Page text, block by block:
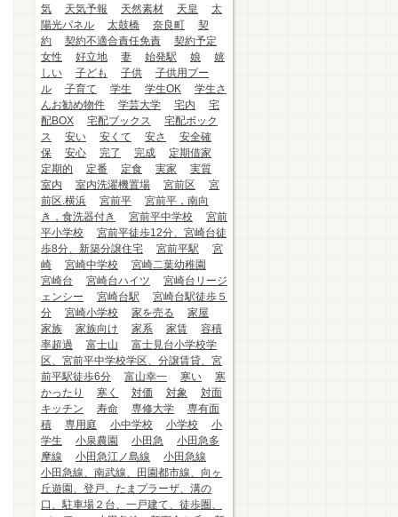
気
天気予報 天然素材 天皇
太
陽光パネル
太鼓橋 奈良町
契
約
契約不適合責任免責
契約予定
女性
好立地 妻 始発駅 娘
嬉
しい
子ども 子供
子供用プー
ル
子育て 学生 学生OK
学生さ
んお勧め物件
学芸大学 宅内
宅
配BOX
宅配ブックス
宅配ボック
ス
安い 安くて 安さ
安全確
保
安心 完了 完成
定期借家
定期的
定番 定食 実家
実質
室内
室内洗濯機置場 宮前区
宮
前区.横浜
宮前平
宮前平，南向
き，食洗器付き
宮前平中学校
宮前
平小学校
宮前平徒歩12分、宮崎台徒
歩8分、新築分譲住宅
宮前平駅
宮
崎
宮崎中学校
宮崎二葉幼稚園
宮崎台
宮崎台ハイツ
宮崎台リージ
ェンシー
宮崎台駅
宮崎台駅徒歩５
分
宮崎小学校 家を売る
家屋
家族
家族向け 家系 家賃
容積
率超過
富士山
富士見台小学校学
区、宮前平中学校学区、分譲賃貸、宮
前平駅徒歩6分
富山幸一 寒い
寒
かったり
寒く 対価 対象
対面
キッチン
寿命 専修大学
専有面
積
専用庭 小中学校 小学校
小
学生
小泉農園 小田急
小田急多
摩線
小田急江ノ島線
小田急線
小田急線、南武線、田園都市線、向ヶ
丘遊園、登戸、たまプラーザ、溝の
口、駐車場２台、一戸建て、徒歩圏、